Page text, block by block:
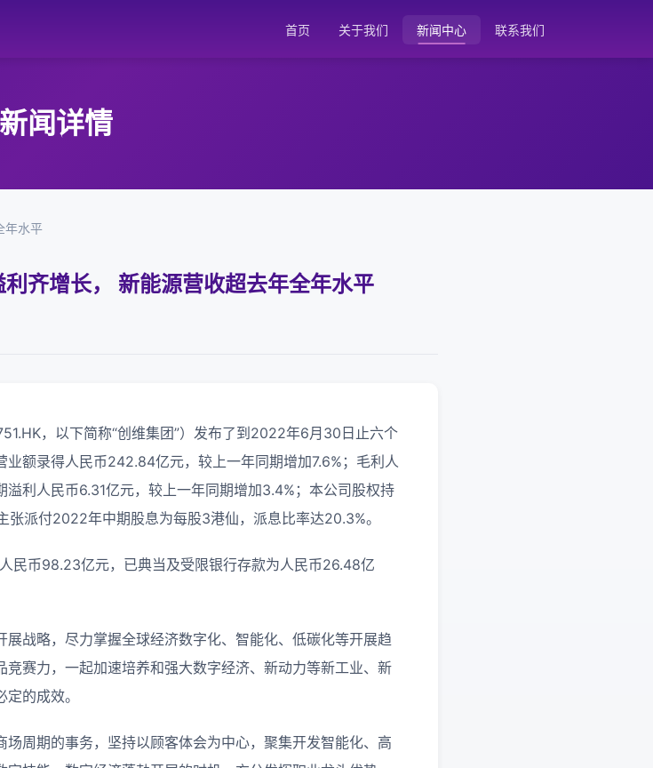
首页 关于我们 新闻中心 联系我们
新闻详情
年水平
齐增长， 新能源营收超去年全年水平
，以下简称“创维集团”）发布了到2022年6月30日止六个
额录得人民币242.84亿元，较上一年同期增加7.6%；毛利人
利人民币6.31亿元，较上一年同期增加3.4%；本公司股权持
派付2022年中期股息为每股3港仙，派息比率达20.3%。
民币98.23亿元，已典当及受限银行存款为人民币26.48亿
战略，尽力掌握全球经济数字化、智能化、低碳化等开展趋
赛力，一起加速培养和强大数字经济、新动力等新工业、新
的成效。
周期的事务，坚持以顾客体会为中心，聚集开发智能化、高